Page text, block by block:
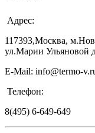
Адрес:
117393,Москва,
ул.Марии Ульяновой
E-Mail: info@termo-
Телефон:
8(495) 6-649-649